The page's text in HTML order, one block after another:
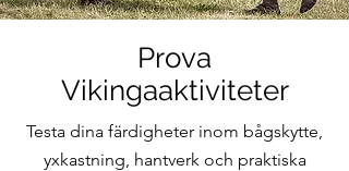
Prova
Vikingaaktiviteter
Testa dina färdigheter inom bågskytte,
yxkastning, hantverk och praktiska